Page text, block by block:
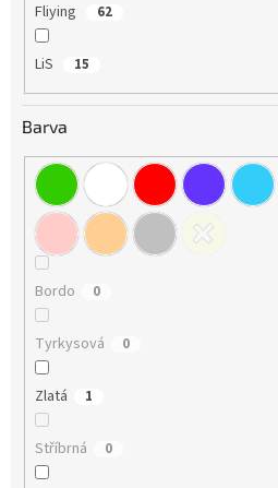
Fliying 62
LiS 15
Barva
Bordo 0
Tyrkysová 0
Zlatá 1
Stříbrná 0